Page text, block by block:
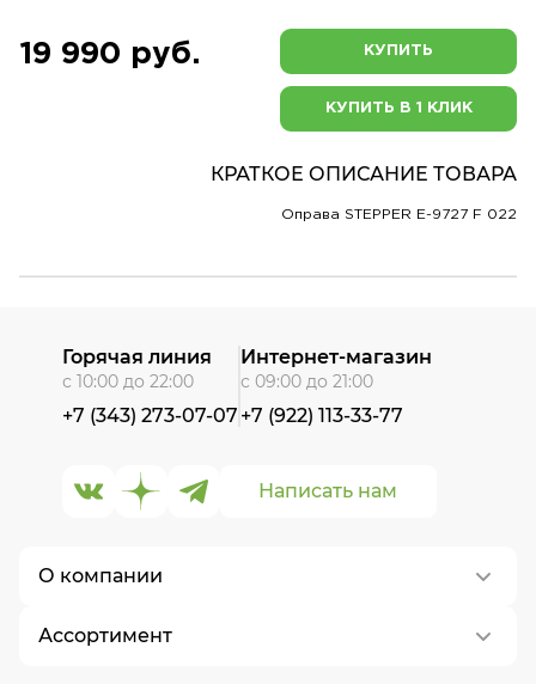
19 990 руб. КУПИТЬ
КУПИТЬ В 1 КЛИК
КРАТКОЕ ОПИСАНИЕ ТОВАРА
Оправа STEPPER E-9727 F 022
О компании
О нас
Ассортимент
Написать нам
Горячая линия
с 10:00 до 22:00
+7 (343) 273-07-07
Интернет-магазин
с 09:00 до 21:00
+7 (922) 113-33-77